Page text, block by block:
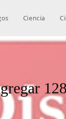
Ciencia